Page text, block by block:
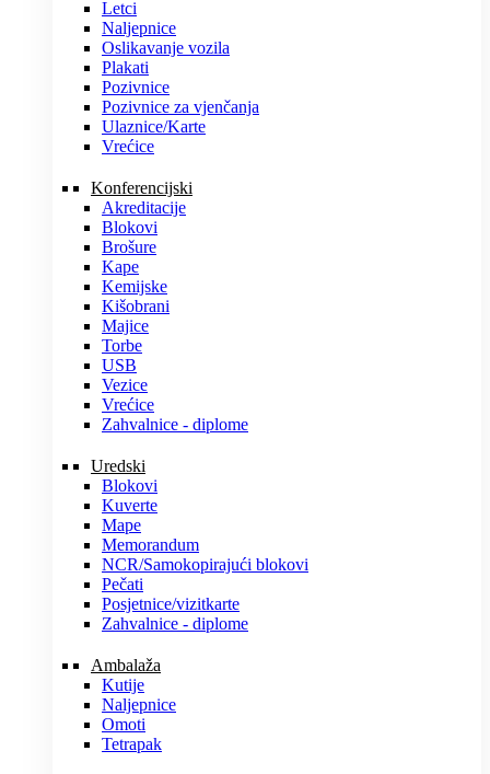
Letci
Naljepnice
Oslikavanje vozila
Plakati
Pozivnice
Pozivnice za vjenčanja
Ulaznice/Karte
Vrećice
Konferencijski
Akreditacije
Blokovi
Brošure
Kape
Kemijske
Kišobrani
Majice
Torbe
USB
Vezice
Vrećice
Zahvalnice - diplome
Uredski
Blokovi
Kuverte
Mape
Memorandum
NCR/Samokopirajući blokovi
Pečati
Posjetnice/vizitkarte
Zahvalnice - diplome
Ambalaža
Kutije
Naljepnice
Omoti
Tetrapak